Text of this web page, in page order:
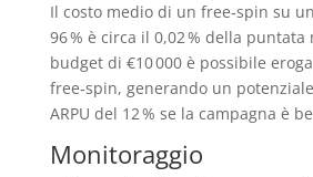
Il costo medio di un free‑spin su
96 % è circa il 0,02 % della puntata
budget di €10 000 è possibile
free‑spin, generando un
ARPU del 12 % se la campagna è
Monitoraggio